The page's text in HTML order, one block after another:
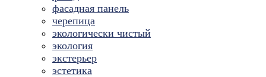
фасадная панель
черепица
экологически чистый
экология
экстерьер
эстетика